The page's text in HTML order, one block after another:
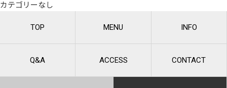
カテゴリーなし
TOP MENU INFO
Q&A ACCESS CONTACT